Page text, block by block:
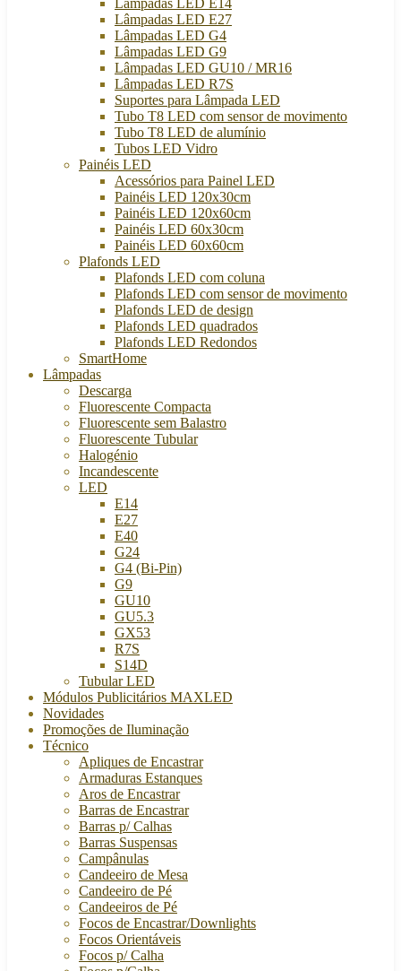
Lâmpadas LED E14
Lâmpadas LED E27
Lâmpadas LED G4
Lâmpadas LED G9
Lâmpadas LED GU10 / MR16
Lâmpadas LED R7S
Suportes para Lâmpada LED
Tubo T8 LED com sensor de movimento
Tubo T8 LED de alumínio
Tubos LED Vidro
Painéis LED
Acessórios para Painel LED
Painéis LED 120x30cm
Painéis LED 120x60cm
Painéis LED 60x30cm
Painéis LED 60x60cm
Plafonds LED
Plafonds LED com coluna
Plafonds LED com sensor de movimento
Plafonds LED de design
Plafonds LED quadrados
Plafonds LED Redondos
SmartHome
Lâmpadas
Descarga
Fluorescente Compacta
Fluorescente sem Balastro
Fluorescente Tubular
Halogénio
Incandescente
LED
E14
E27
E40
G24
G4 (Bi-Pin)
G9
GU10
GU5.3
GX53
R7S
S14D
Tubular LED
Módulos Publicitários MAXLED
Novidades
Promoções de Iluminação
Técnico
Apliques de Encastrar
Armaduras Estanques
Aros de Encastrar
Barras de Encastrar
Barras p/ Calhas
Barras Suspensas
Campânulas
Candeeiro de Mesa
Candeeiro de Pé
Candeeiros de Pé
Focos de Encastrar/Downlights
Focos Orientáveis
Focos p/ Calha